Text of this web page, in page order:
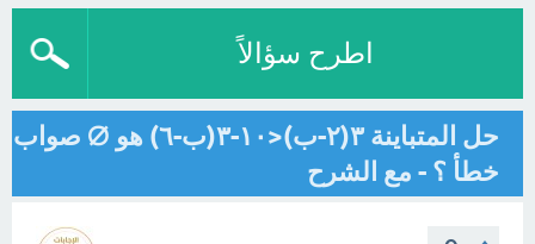
اطرح سؤالاً
حل المتباينة ٣(٢-ب)<١٠-٣(ب-٦) هو ∅ صواب
خطأ ؟ - مع الشرح